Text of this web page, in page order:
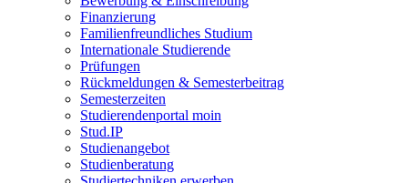
Finanzierung
Familienfreundliches Studium
Internationale Studierende
Prüfungen
Rückmeldungen & Semesterbeitrag
Semesterzeiten
Studierendenportal moin
Stud.IP
Studienangebot
Studienberatung